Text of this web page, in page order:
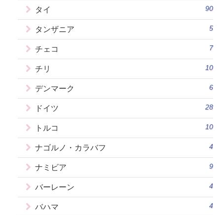
タイ 90
タンザニア 5
チェコ 7
チリ 10
デンマーク 6
ドイツ 28
トルコ 10
ナゴルノ・カラバフ 4
ナミビア 9
バーレーン 4
バハマ 4